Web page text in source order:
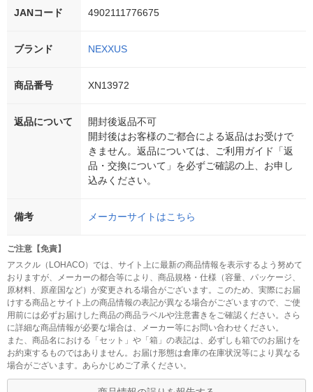
JANコード 4902111776675
ブランド NEXXUS
商品番号 XN13972
返品について
開封後返品不可
開封後はお客様のご都合による返品はお受けで
きません。返品については、ご利用ガイド「返
品・交換について」を必ずご確認の上、お申し
込みください。
備考 メーカーサイトはこちら
ご注意【免責】
アスクル（LOHACO）では、サイト上に最新の商品情報を表示するよう努めて
おりますが、メーカーの都合等により、商品規格・仕様（容量、パッケージ、
原材料、原産国など）が変更される場合がございます。このため、実際にお届
けする商品とサイト上の商品情報の表記が異なる場合がございますので、ご使
用前には必ずお届けした商品の商品ラベルや注意書きをご確認ください。さら
に詳細な商品情報が必要な場合は、メーカー等にお問い合わせください。
また、商品名における「セット」や「箱」の表記は、必ずしも箱でのお届けを
お約束するものではありません。お届け形態は倉庫の在庫状況等により異なる
場合がございます。あらかじめご了承ください。